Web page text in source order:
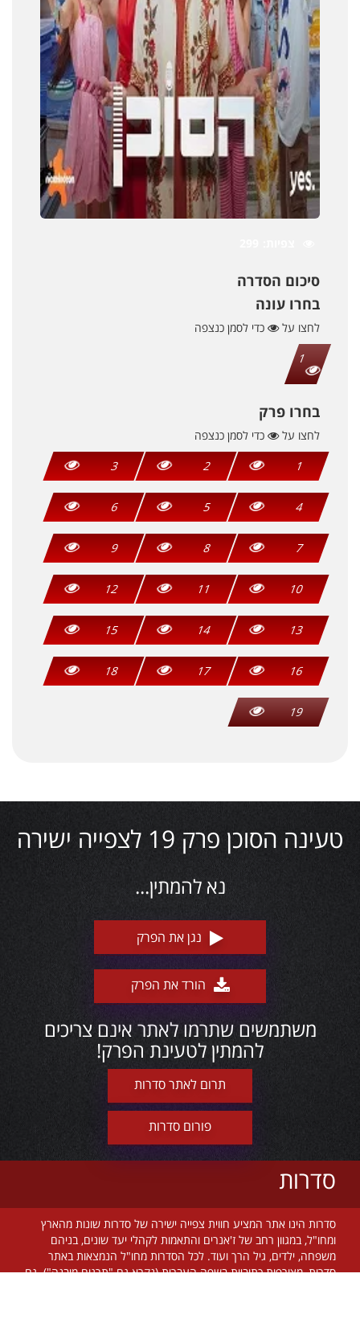
סיכום הסדרה
בחרו עונה
לחצו על
כדי לסמן כנצפה
1
בחרו פרק
לחצו על
כדי לסמן כנצפה
1
2
3
4
5
6
7
8
9
10
11
12
13
14
15
16
17
18
19
טעינה הסוכן פרק 19 לצפייה ישירה
נא להמתין...
נגן את הפרק
הורד את הפרק
משתמשים שתרמו לאתר אינם צריכים
להמתין לטעינת הפרק!
תרום לאתר סדרות
פורום סדרות
סדרות
סדרות הינו אתר המציע חווית צפייה ישירה של סדרות שונות מהארץ
ומחו"ל, במגוון רחב של ז'אנרים והתאמות לקהלי יעד שונים, בניהם
משפחה, ילדים, גיל הרך ועוד. לכל הסדרות מחו"ל הנמצאות באתר
סדרות, מצורפות כתוביות בשפה העברית (נקרא גם "תרגום מובנה"). גם